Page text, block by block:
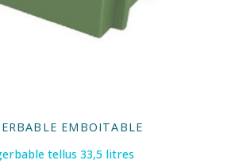
EMBOITABLE
tellus 33,5 litres